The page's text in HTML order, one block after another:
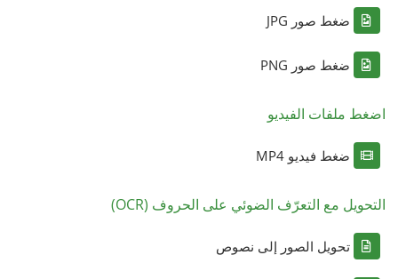
ضغط صور JPG
ضغط صور PNG
اضغط ملفات الفيديو
ضغط فيديو MP4
التحويل مع التعرّف الضوئي على الحروف (OCR)
تحويل الصور إلى نصوص